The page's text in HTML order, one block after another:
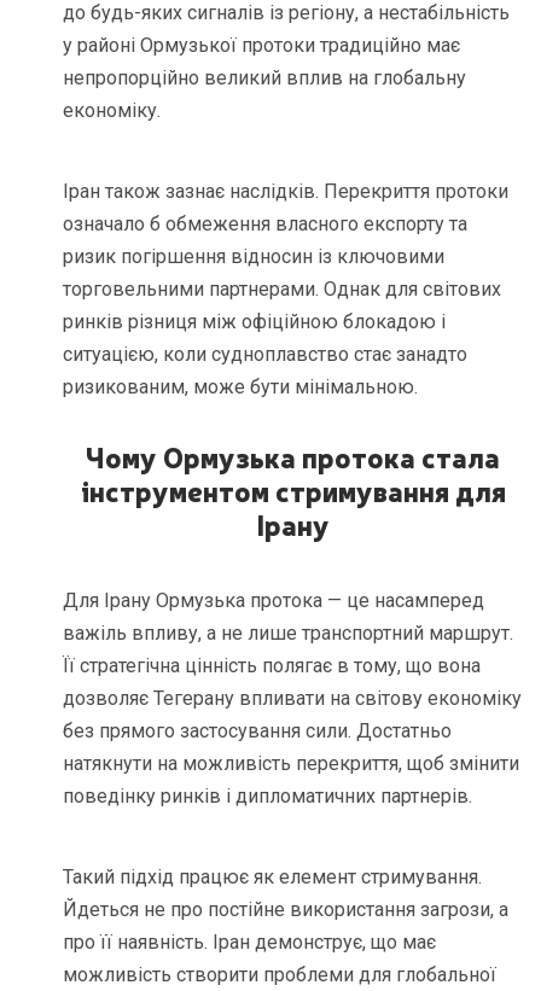
до будь-яких сигналів із регіону, а нестабільність
у районі Ормузької протоки традиційно має
непропорційно великий вплив на глобальну
економіку.
Іран також зазнає наслідків. Перекриття протоки
означало б обмеження власного експорту та
ризик погіршення відносин із ключовими
торговельними партнерами. Однак для світових
ринків різниця між офіційною блокадою і
ситуацією, коли судноплавство стає занадто
ризикованим, може бути мінімальною.
Чому Ормузька протока стала
інструментом стримування для
Ірану
Для Ірану Ормузька протока — це насамперед
важіль впливу, а не лише транспортний маршрут.
Її стратегічна цінність полягає в тому, що вона
дозволяє Тегерану впливати на світову економіку
без прямого застосування сили. Достатньо
натякнути на можливість перекриття, щоб змінити
поведінку ринків і дипломатичних партнерів.
Такий підхід працює як елемент стримування.
Йдеться не про постійне використання загрози, а
про її наявність. Іран демонструє, що має
можливість створити проблеми для глобальної